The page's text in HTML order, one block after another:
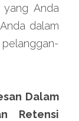
yang Anda
dalam
Dalam
Retensi